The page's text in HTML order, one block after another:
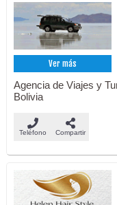
Ver más
Agencia de Viajes y
Bolivia
Teléfono Compartir